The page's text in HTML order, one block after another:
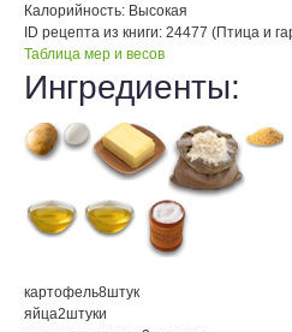
Калорийность: Высокая
ID рецепта из книги: 24477 (Птица и
Таблица мер и весов
Ингредиенты:
картофель8штук
яйца2штуки